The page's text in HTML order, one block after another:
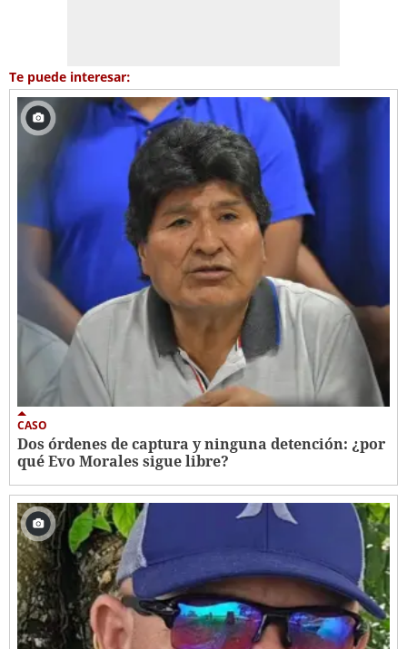
Te puede interesar:
CASO
Dos órdenes de captura y ninguna detención: ¿por
qué Evo Morales sigue libre?